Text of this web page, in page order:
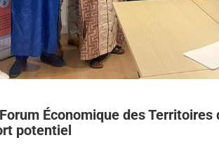
Économique des Territoires
potentiel